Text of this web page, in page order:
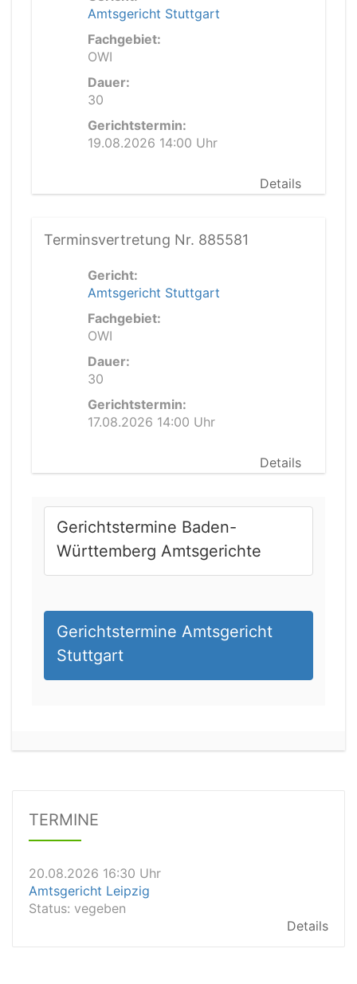
Amtsgericht Stuttgart
Fachgebiet:
OWI
Dauer:
30
Gerichtstermin:
19.08.2026 14:00 Uhr
Details
Terminsvertretung Nr. 885581
Gericht:
Amtsgericht Stuttgart
Fachgebiet:
OWI
Dauer:
30
Gerichtstermin:
17.08.2026 14:00 Uhr
Details
Gerichtstermine Baden-
Württemberg Amtsgerichte
Gerichtstermine Amtsgericht
Stuttgart
TERMINE
20.08.2026 13:45 Uhr
20.08.2026 16:30 Uhr
Status:vegeben
20.08.2026 15:30 Uhr